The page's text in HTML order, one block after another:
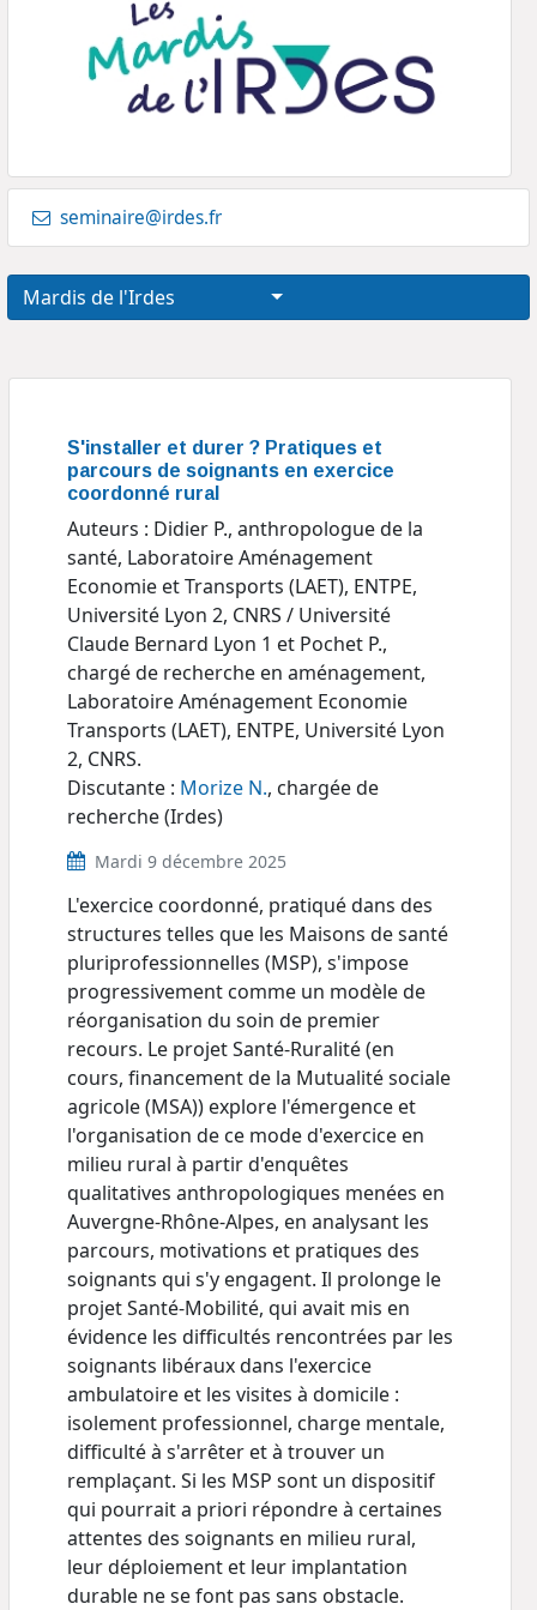
seminaire@irdes.fr
Mardis de l'Irdes
S'installer et durer ? Pratiques et
parcours de soignants en exercice
coordonné rural
Auteurs : Didier P., anthropologue de la
santé, Laboratoire Aménagement
Economie et Transports (LAET), ENTPE,
Université Lyon 2, CNRS / Université
Claude Bernard Lyon 1 et Pochet P.,
chargé de recherche en aménagement,
Laboratoire Aménagement Economie
Transports (LAET), ENTPE, Université Lyon
2, CNRS.
Discutante : Morize N., chargée de
recherche (Irdes)
Mardi 9 décembre 2025
L'exercice coordonné, pratiqué dans des
structures telles que les Maisons de santé
pluriprofessionnelles (MSP), s'impose
progressivement comme un modèle de
réorganisation du soin de premier
recours. Le projet Santé-Ruralité (en
cours, financement de la Mutualité sociale
agricole (MSA)) explore l'émergence et
l'organisation de ce mode d'exercice en
milieu rural à partir d'enquêtes
qualitatives anthropologiques menées en
Auvergne-Rhône-Alpes, en analysant les
parcours, motivations et pratiques des
soignants qui s'y engagent. Il prolonge le
projet Santé-Mobilité, qui avait mis en
évidence les difficultés rencontrées par les
soignants libéraux dans l'exercice
ambulatoire et les visites à domicile :
isolement professionnel, charge mentale,
difficulté à s'arrêter et à trouver un
remplaçant. Si les MSP sont un dispositif
qui pourrait a priori répondre à certaines
attentes des soignants en milieu rural,
leur déploiement et leur implantation
durable ne se font pas sans obstacle.